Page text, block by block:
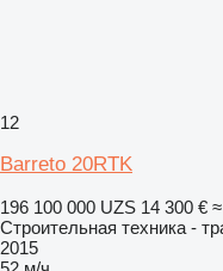
12
Barreto 20RTK
196 100 000 UZS 14 300 €
Строительная техника -
2015